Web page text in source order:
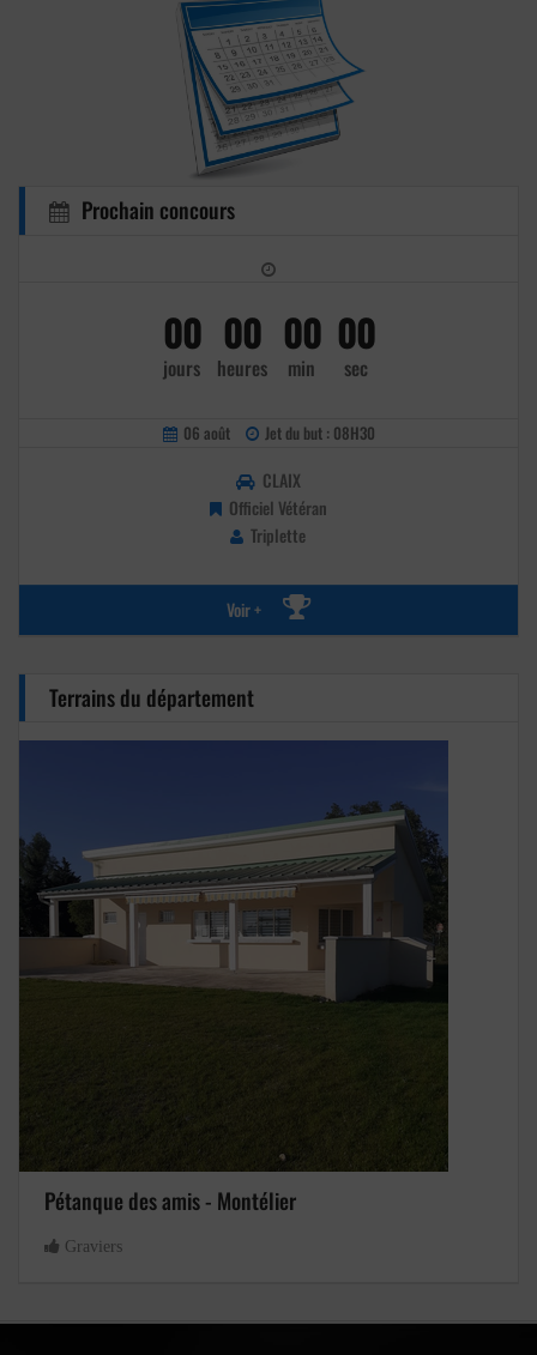
Prochain concours
00
jours
00
heures
00
min
00
sec
06 août Jet du but : 08H30
CLAIX
Officiel Vétéran
Triplette
Voir +
Terrains du département
Pétanque des amis - Montélier
Graviers